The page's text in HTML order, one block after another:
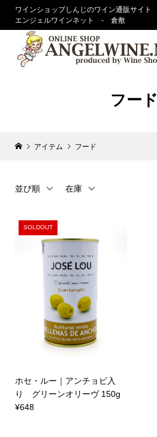
ワインショップしんじのワイン通販サイト
エンジェルワインネット - 倉敷
フード
アイテム フード
並び順 在庫
SOLDOUT
ホセ・ルー｜アンチョビ入
り グリーンオリーヴ 150g
¥648